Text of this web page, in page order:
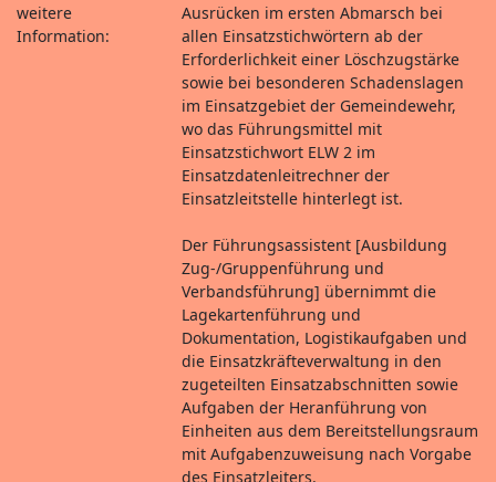
weitere
Information:
Ausrücken im ersten Abmarsch bei
allen Einsatzstichwörtern ab der
Erforderlichkeit einer Löschzugstärke
sowie bei besonderen Schadenslagen
im Einsatzgebiet der Gemeindewehr,
wo das Führungsmittel mit
Einsatzstichwort ELW 2 im
Einsatzdatenleitrechner der
Einsatzleitstelle hinterlegt ist.
Der Führungsassistent [Ausbildung
Zug-/Gruppenführung und
Verbandsführung] übernimmt die
Lagekartenführung und
Dokumentation, Logistikaufgaben und
die Einsatzkräfteverwaltung in den
zugeteilten Einsatzabschnitten sowie
Aufgaben der Heranführung von
Einheiten aus dem Bereitstellungsraum
mit Aufgabenzuweisung nach Vorgabe
des Einsatzleiters.